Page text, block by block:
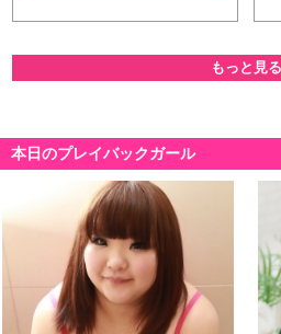
ソフトからハードまで幅広くご対
言葉責めや羞恥プレイ、
ペニバン
一度でも彼女に会ってみたかった
最高のお時間をお過ごしいただけ
さらちゃん出勤情
まさかの完全復帰再入店
さら
もっと見る
本日のプレイバックガール